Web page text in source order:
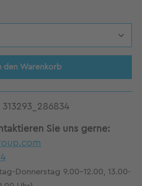
Gib den gewünschten
den Warenkorb
313293_286834
Sie uns gerne:
Donnerstag 9.00-12.00, 13.00-